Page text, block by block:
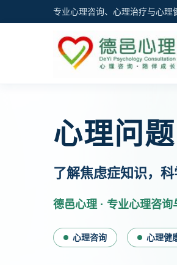
专业心理咨询、心理治疗与心理
心理问题
了解焦虑症知识，科
德邑心理 · 专业心理咨
心理咨询 心理健